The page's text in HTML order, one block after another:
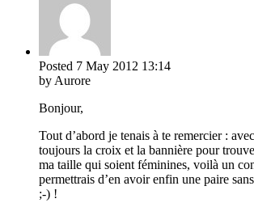
Posted 7 May 2012 13:14
by Aurore
Bonjour,
Tout d’abord je tenais à te remercier :
toujours la croix et la bannière pour
ma taille qui soient féminines, voilà un
permettrais d’en avoir enfin une paire
;-) !